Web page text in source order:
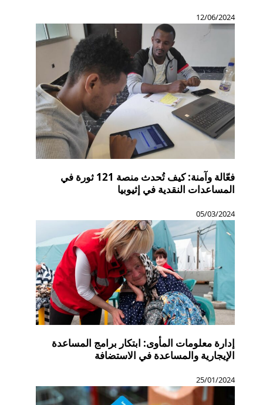
12/06/2024
فعّالة وآمنة: كيف تُحدث منصة 121 ثورة في
المساعدات النقدية في إثيوبيا
05/03/2024
إدارة معلومات المأوى: ابتكار برامج المساعدة
الإيجارية والمساعدة في الاستضافة
25/01/2024